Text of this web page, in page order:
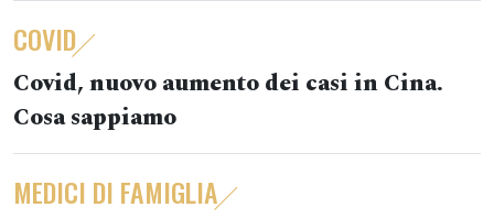
COVID
Covid, nuovo aumento dei casi in Cina.
Cosa sappiamo
MEDICI DI FAMIGLIA